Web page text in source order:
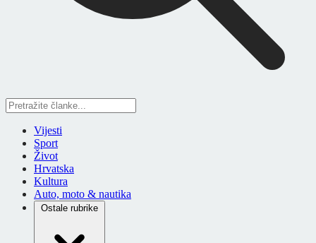
Vijesti
Sport
Život
Hrvatska
Kultura
Auto, moto & nautika
Ostale rubrike